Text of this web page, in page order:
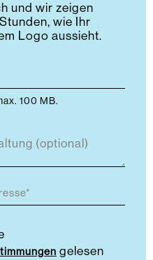
und wir zeigen
wie Ihr
Logo aussieht.
100 MB.
gelesen